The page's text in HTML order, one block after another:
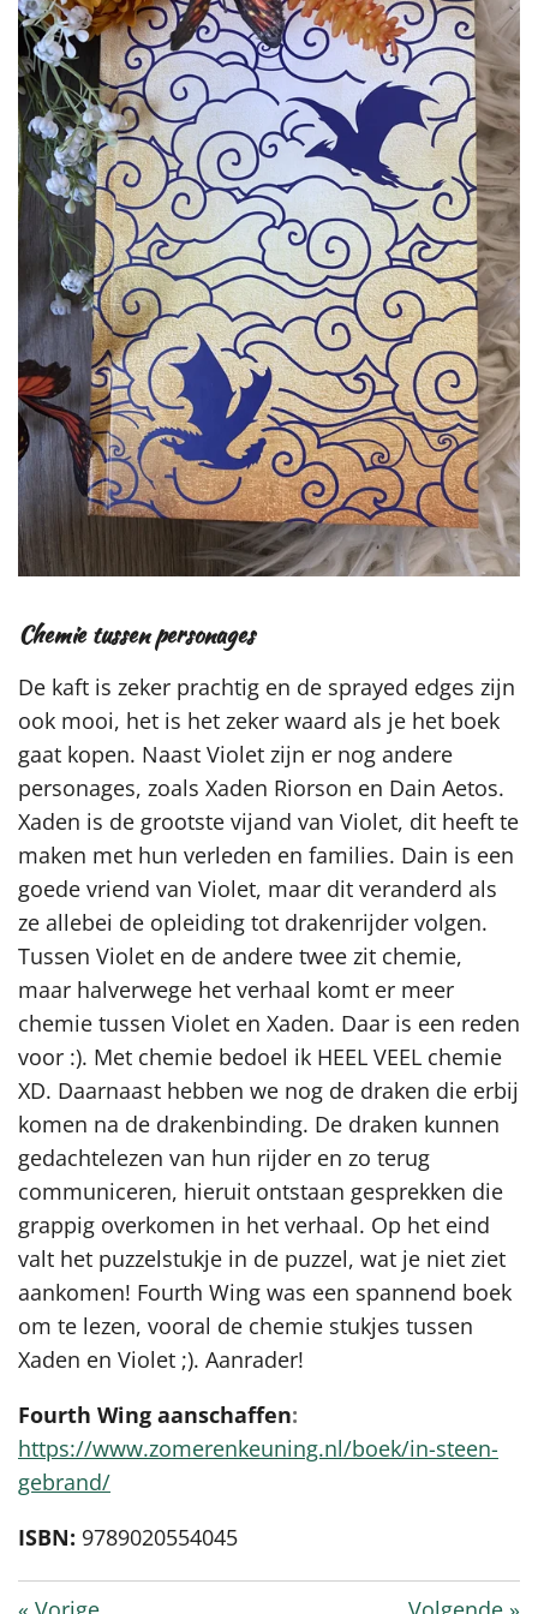
Chemie tussen personages
De kaft is zeker prachtig en de sprayed edges zijn
ook mooi, het is het zeker waard als je het boek
gaat kopen. Naast Violet zijn er nog andere
personages, zoals Xaden Riorson en Dain Aetos.
Xaden is de grootste vijand van Violet, dit heeft te
maken met hun verleden en families. Dain is een
goede vriend van Violet, maar dit veranderd als
ze allebei de opleiding tot drakenrijder volgen.
Tussen Violet en de andere twee zit chemie,
maar halverwege het verhaal komt er meer
chemie tussen Violet en Xaden. Daar is een reden
voor :). Met chemie bedoel ik HEEL VEEL chemie
XD. Daarnaast hebben we nog de draken die erbij
komen na de drakenbinding. De draken kunnen
gedachtelezen van hun rijder en zo terug
communiceren, hieruit ontstaan gesprekken die
grappig overkomen in het verhaal. Op het eind
valt het puzzelstukje in de puzzel, wat je niet ziet
aankomen! Fourth Wing was een spannend boek
om te lezen, vooral de chemie stukjes tussen
Xaden en Violet ;). Aanrader!
Fourth Wing aanschaffen:
https://www.zomerenkeuning.nl/boek/in-steen-
gebrand/
ISBN: 9789020554045